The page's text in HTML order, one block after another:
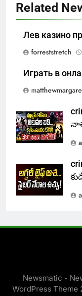
Related
Лев казино
forreststretch
Играть в
Newsmatic -
WordPress Theme